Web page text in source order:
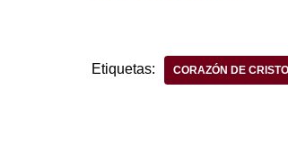
e
er s
e
Etiquetas: CORAZÓN DE CRISTO